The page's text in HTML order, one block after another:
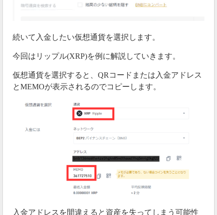
続いて入金したい仮想通貨を選択します。
今回はリップル(XRP)を例に解説していきます。
仮想通貨を選択すると、QRコードまたは入金アドレス
とMEMOが表示されるのでコピーします。
入金アドレスを間違えると資産を失ってしまう可能性